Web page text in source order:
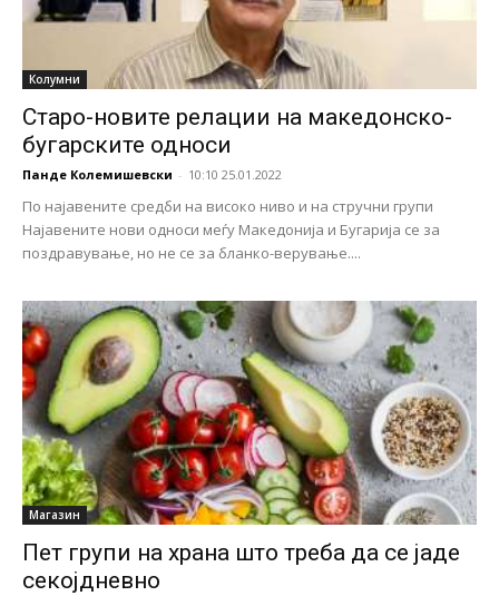
Колумни
Старо-новите релации на македонско-
бугарските односи
Панде Колемишевски - 10:10 25.01.2022
По најавените средби на високо ниво и на стручни групи
Најавените нови односи меѓу Македонија и Бугарија се за
поздравување, но не се за бланко-верување....
Магазин
Пет групи на храна што треба да се јаде
секојдневно